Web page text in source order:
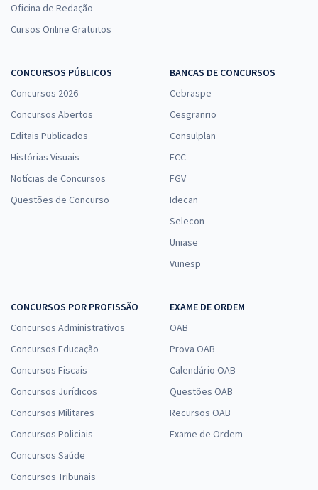
Oficina de Redação
Cursos Online Gratuitos
CONCURSOS PÚBLICOS
Concursos 2026
Concursos Abertos
Editais Publicados
Histórias Visuais
Notícias de Concursos
Questões de Concurso
BANCAS DE CONCURSOS
Cebraspe
Cesgranrio
Consulplan
FCC
FGV
Idecan
Selecon
Uniase
Vunesp
CONCURSOS POR PROFISSÃO
Concursos Administrativos
Concursos Educação
Concursos Fiscais
Concursos Jurídicos
Concursos Militares
Concursos Policiais
Concursos Saúde
Concursos Tribunais
EXAME DE ORDEM
OAB
Prova OAB
Calendário OAB
Questões OAB
Recursos OAB
Exame de Ordem